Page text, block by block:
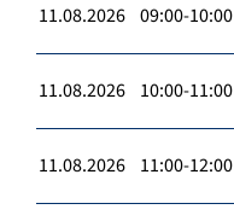
11.08.2026 09:00-10:00
11.08.2026 10:00-11:00
11.08.2026 11:00-12:00